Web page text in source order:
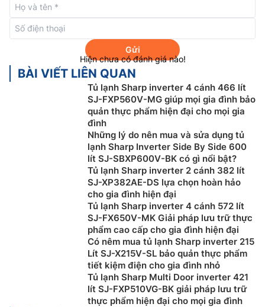
Công nghệ Inverter tiết kiệm điện
Sharp 4 cánh SJ-FXP560V-RG trang bị công
nghệ Inverter hiện đại với cảm biến thông minh, tự
động điều chỉnh hoạt động của quạt và máy nén. Nhờ
đó, tủ vận hành êm ái, bền bỉ, hạn chế tiếng ồn và tiết
kiệm điện năng tối ưu. Đồng thời, nhiệt độ bên trong
luôn ổn định, giúp bảo quản thực phẩm tươi ngon lâu
dài, đồng thời giảm chi phí sử dụng hàng tháng, mang
lại tiện ích hoàn hảo cho gia đình.
Gửi
Hiện chưa có đánh giá nào!
BÀI VIẾT LIÊN QUAN
Tủ lạnh Sharp inverter 4 cánh 466 lít
SJ-FXP560V-MG giúp mọi gia đình bảo
quản thực phẩm hiện đại cho mọi gia
đình
Những lý do nên mua và sửa dụng tủ
lạnh Sharp Inverter Side By Side 600
lít SJ-SBXP600V-BK có gì nổi bật?
Tủ lạnh Sharp inverter 2 cánh 382 lít
SJ-XP382AE-DS lựa chọn hoàn hảo
cho gia đình hiện đại
Tủ lạnh Sharp inverter 4 cánh 572 lít
SJ-FX650V-MK Giải pháp lưu trữ thực
phẩm cao cấp cho gia đình hiện đại
Có nêm mua tủ lạnh Sharp inverter 215
Lít SJ-X215V-SL bảo quản thực phẩm
tiết kiệm điện cho gia đình nhỏ
Tủ lạnh Sharp Multi Door inverter 421
lít SJ-FXP510VG-BK giải pháp lưu trữ
thực phẩm hiện đại cho mọi gia đình